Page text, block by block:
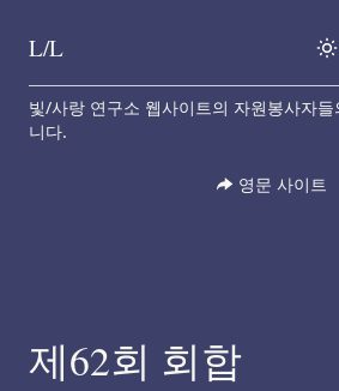
Skip to content
L/L
빛/사랑 연구소 웹사이트의 자원봉사자
니다.
영문 사이트
제62회 회합